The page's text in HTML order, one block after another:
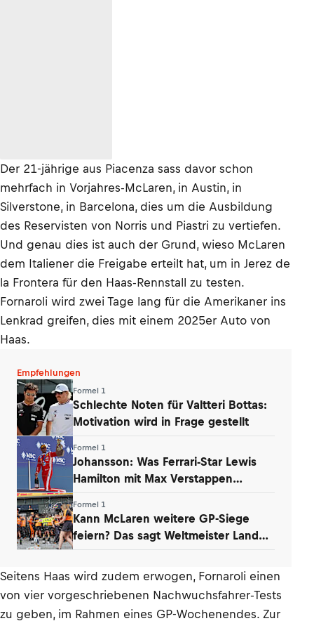
Der 21-jährige aus Piacenza sass davor schon
mehrfach in Vorjahres-McLaren, in Austin, in
Silverstone, in Barcelona, dies um die Ausbildung
des Reservisten von Norris und Piastri zu vertiefen.
Und genau dies ist auch der Grund, wieso McLaren
dem Italiener die Freigabe erteilt hat, um in Jerez de
la Frontera für den Haas-Rennstall zu testen.
Fornaroli wird zwei Tage lang für die Amerikaner ins
Lenkrad greifen, dies mit einem 2025er Auto von
Haas.
Empfehlungen
Formel 1
Schlechte Noten für Valtteri Bottas:
Motivation wird in Frage gestellt
Formel 1
Johansson: Was Ferrari-Star Lewis
Hamilton mit Max Verstappen
Formel 1
Kann McLaren weitere GP-Siege
feiern? Das sagt Weltmeister Lando
Seitens Haas wird zudem erwogen, Fornaroli einen
von vier vorgeschriebenen Nachwuchsfahrer-Tests
zu geben, im Rahmen eines GP-Wochenendes. Zur